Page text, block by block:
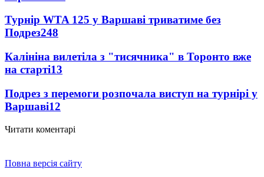
Турнір WTA 125 у Варшаві триватиме без
Подрез248
Калініна вилетіла з "тисячника" в Торонто вже
на старті13
Подрез з перемоги розпочала виступ на турнірі у
Варшаві12
Читати коментарі
Повна версія сайту